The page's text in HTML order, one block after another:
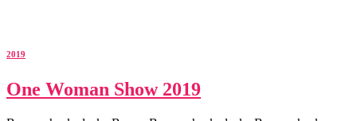
2019
One Woman Show 2019